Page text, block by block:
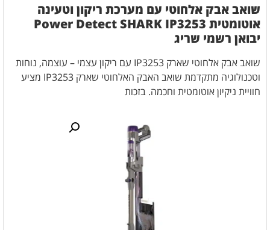
שואב אבק אלחוטי עם מערכת ריקון וטעינה
אוטומטית Power Detect SHARK IP3253
יבואן רשמי שריג
שואב אבק אלחוטי שארק IP3253 עם ריקון עצמי – עוצמה, נוחות
וטכנולוגיה מתקדמת שואב האבק האלחוטי שארק IP3253 מציע
חוויית ניקיון אוטומטית וחכמה. בזכות